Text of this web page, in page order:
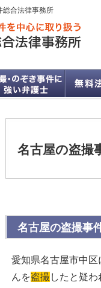
総合法律事務所
名古屋の盗撮
名古屋の盗撮事
愛知県名古屋市中
んを盗撮 したと疑わ